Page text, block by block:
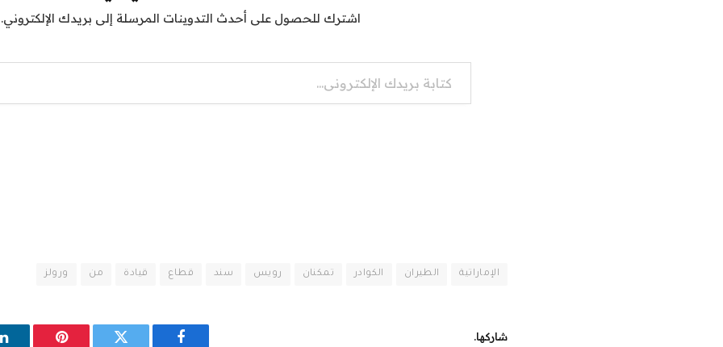
اشترك للحصول على أحدث التدوينات المرسلة إلى بريدك الإلكتروني.
كتابة بريدك الإلكتروني...
الإماراتية الطيران الكوادر تمكنان رويس سند قطاع قيادة من ورولز
شاركها.